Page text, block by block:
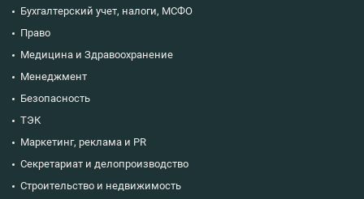
Бухгалтерский учет, налоги, МСФО
Право
Медицина и Здравоохранение
Менеджмент
Безопасность
ТЭК
Маркетинг, реклама и PR
Секретариат и делопроизводство
Строительство и недвижимость